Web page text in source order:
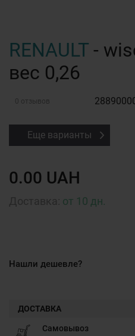
RENAULT -
вес 0,26
0 отзывов
Еще варианты
0.00 UAH
от 10 дн.
Нашли дешевле?
ДОСТАВКА
Самовывоз